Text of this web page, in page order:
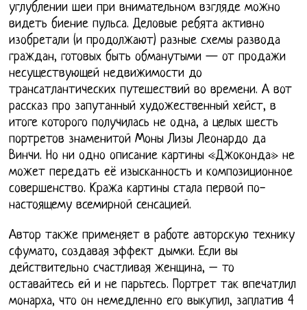
углублении шеи при внимательном взгляде можно
видеть биение пульса. Деловые ребята активно
изобретали (и продолжают) разные схемы развода
граждан, готовых быть обманутыми — от продажи
несуществующей недвижимости до
трансатлантических путешествий во времени. А вот
рассказ про запутанный художественный хейст, в
итоге которого получилась не одна, а целых шесть
портретов знаменитой Моны Лизы Леонардо да
Винчи. Но ни одно описание картины «Джоконда» не
может передать её изысканность и композиционное
совершенство. Кража картины стала первой по-
настоящему всемирной сенсацией.
Автор также применяет в работе авторскую технику
сфумато, создавая эффект дымки. Если вы
действительно счастливая женщина, – то
оставайтесь ей и не парьтесь. Портрет так впечатлил
монарха, что он немедленно его выкупил, заплатив 4